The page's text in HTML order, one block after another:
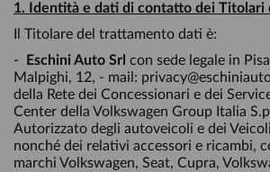
1. Identità e dati di contatto dei Titolari
Il Titolare del trattamento dati è:
-
Eschini Auto Srl con sede legale in
Malpighi, 12, - mail:
della Rete dei Concessionari e dei
Center della Volkswagen Group Italia
Autorizzato degli autoveicoli e dei
nonché dei relativi accessori e ricambi,
marchi Volkswagen, Seat, Cupra,